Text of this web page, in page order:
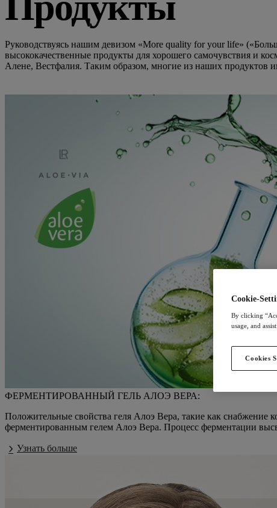
Руководствуясь нашим девизом «More quality for your life»
высококачественные продукты для хорошего самочувствия и
Алене, Вестфалия. Таким образом, многие из наших продуктов
ФЕРМЕНТИРОВАННЫЙ ГЕЛЬ АЛОЭ ВЕРА:
Положительные свойства геля Алоэ Вера, такие как снабжение
ферментированным гелем Алоэ Вера. Процесс ферментации
Узнать больше
Cookie-
By clicking
usage, and
Cookies